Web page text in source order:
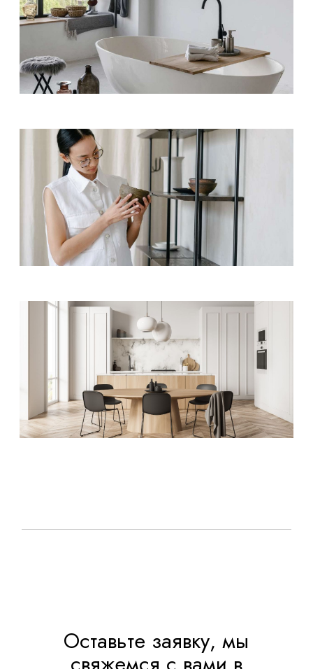
HOME DECOR
Silver Pieces
HOME DECOR
Handmade
HOME DECOR
Shade Store
Оставьте заявку, мы